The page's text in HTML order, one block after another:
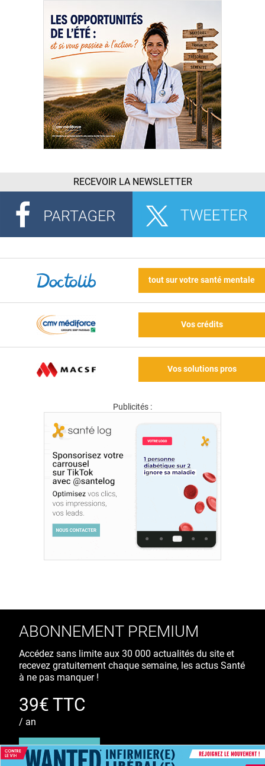
RECEVOIR LA NEWSLETTER
tout sur votre santé mentale
Vos crédits
Vos solutions pros
Publicités :
ABONNEMENT PREMIUM
Accédez sans limite aux 30 000 actualités du site et
recevez gratuitement chaque semaine, les actus Santé
à ne pas manquer !
39€ TTC
/ an
S'ABONNER